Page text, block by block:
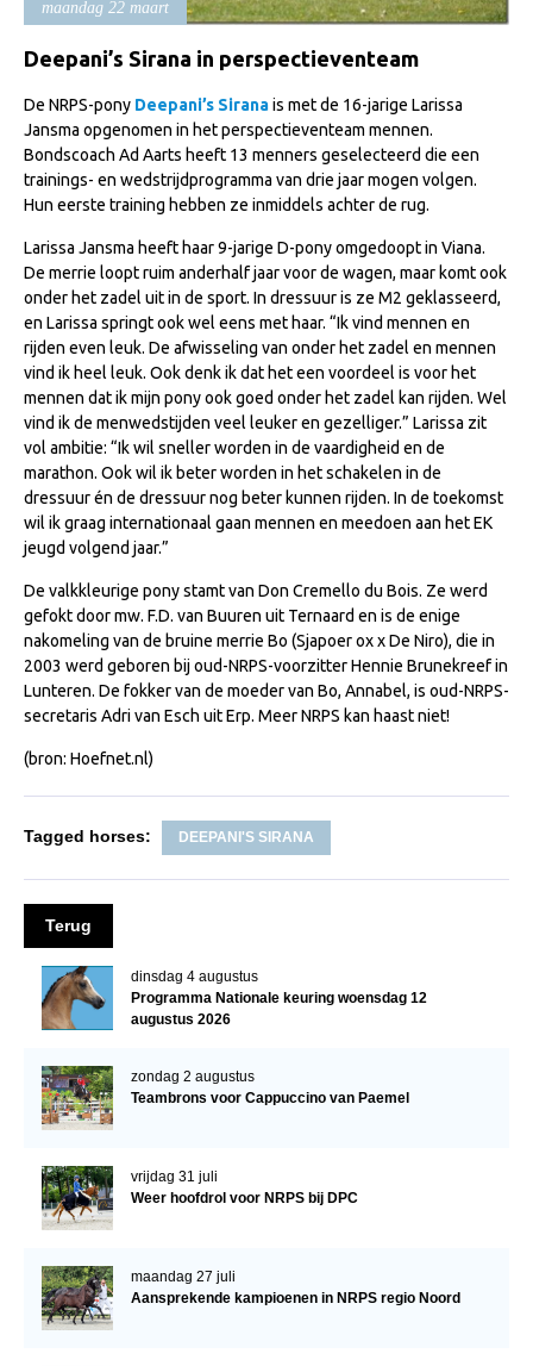
Import registratie
Veulenregistratie
I&R Registratie
Informatie overschrijven paspoort
Formulier overschrijven op naam
Gids voor Goede Praktijken
Marktplaats
Tarievenlijst
Veel gestelde vragen
Webshop
Evenementen
NRPS Select Sale
NRPS Keuringen
Hengstenkeuring
Regionale Keuringen
Nationale Keuring
Late Veulenkeuring
ABOP
Sport
Wereldkampioenschap Jonge Paarden
Dutch Pony Championship
Arabissimo
Veulens en merries
Zoek een NRPS paard
PEDIGREE ONLINE
Informatie aan je paard of pony toevoegen
Fokkerij informatie
maandag 22 maart
Deepani’s Sirana in perspectieventeam
De NRPS-pony Deepani’s Siranais met de 16-jarige Larissa
Jansma opgenomen in het perspectieventeam mennen.
Bondscoach Ad Aarts heeft 13 menners geselecteerd die een
trainings- en wedstrijdprogramma van drie jaar mogen volgen.
Hun eerste training hebben ze inmiddels achter de rug.
Larissa Jansma heeft haar 9-jarige D-pony omgedoopt in Viana.
De merrie loopt ruim anderhalf jaar voor de wagen, maar komt ook
onder het zadel uit in de sport. In dressuur is ze M2 geklasseerd,
en Larissa springt ook wel eens met haar. “Ik vind mennen en
rijden even leuk. De afwisseling van onder het zadel en mennen
vind ik heel leuk. Ook denk ik dat het een voordeel is voor het
mennen dat ik mijn pony ook goed onder het zadel kan rijden. Wel
vind ik de menwedstijden veel leuker en gezelliger.” Larissa zit
vol ambitie: “Ik wil sneller worden in de vaardigheid en de
marathon. Ook wil ik beter worden in het schakelen in de
dressuur én de dressuur nog beter kunnen rijden. In de toekomst
wil ik graag internationaal gaan mennen en meedoen aan het EK
jeugd volgend jaar.”
De valkkleurige pony stamt van Don Cremello du Bois. Ze werd
gefokt door mw. F.D. van Buuren uit Ternaard en is de enige
nakomeling van de bruine merrie Bo (Sjapoer ox x De Niro), die in
2003 werd geboren bij oud-NRPS-voorzitter Hennie Brunekreef in
Lunteren. De fokker van de moeder van Bo, Annabel, is oud-NRPS-
secretaris Adri van Esch uit Erp. Meer NRPS kan haast niet!
(bron: Hoefnet.nl)
Tagged horses: DEEPANI'S SIRANA
Terug
dinsdag 4 augustus
Programma Nationale keuring woensdag 12
augustus 2026
zondag 2 augustus
Teambrons voor Cappuccino van Paemel
vrijdag 31 juli
Weer hoofdrol voor NRPS bij DPC
maandag 27 juli
Aansprekende kampioenen in NRPS regio Noord